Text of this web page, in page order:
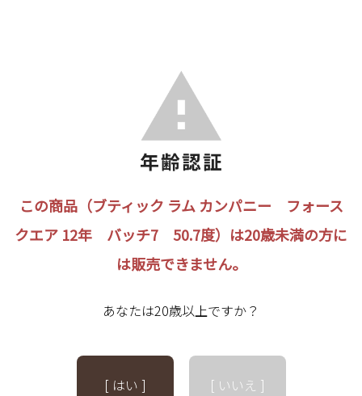
この商品（ブティック ラム カンパニー フォース
クエア 12年 バッチ7 50.7度）は20歳未満の方に
は販売できません。
あなたは20歳以上ですか？
[ はい ] [ いいえ ]